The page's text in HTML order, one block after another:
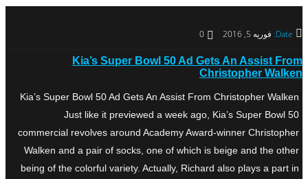
Date: فوریه 5, 2016 0
Kia’s Super Bowl 50 Ad Gets An Assist From
Christopher Walken
Kia’s Super Bowl 50 Ad Gets An Assist From Christopher Walken
Just like it previewed a week ago, Kia’s Super Bowl 50
commercial revolves around Academy Award-winner Christopher
Walken and a pair of socks, one of which is beige and the other
being of the colorful variety. Actually, Richard also plays a part in